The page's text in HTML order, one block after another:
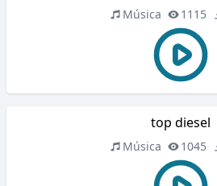
Música 1115
top diesel
Música 1045